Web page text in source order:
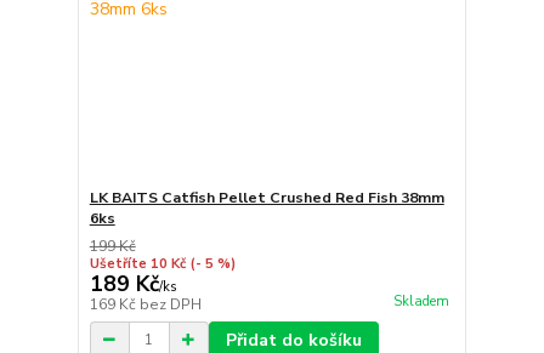
LK BAITS Catfish Pellet Crushed Red Fish 38mm
6ks
199 Kč
Ušetříte 10 Kč (- 5 %)
189 Kč/ks
169 Kč bez DPH Skladem
Přidat do košíku